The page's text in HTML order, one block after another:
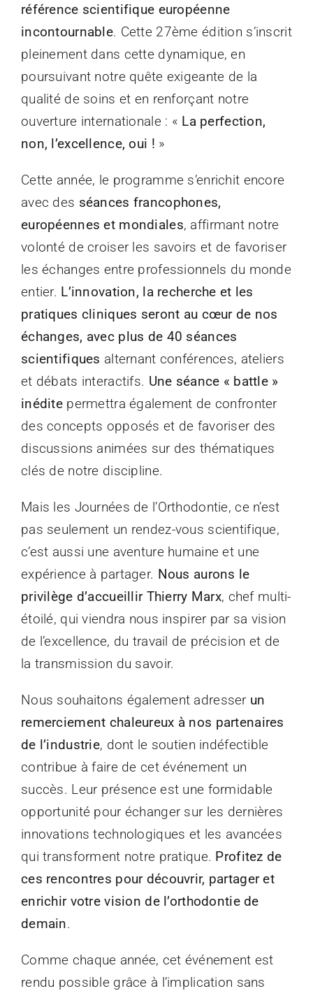
référence scientifique européenne
incontournable. Cette 27ème édition s’inscrit
pleinement dans cette dynamique, en
poursuivant notre quête exigeante de la
qualité de soins et en renforçant notre
ouverture internationale : « La perfection,
non, l’excellence, oui ! »
Cette année, le programme s’enrichit encore
avec des séances francophones,
européennes et mondiales, affirmant notre
volonté de croiser les savoirs et de favoriser
les échanges entre professionnels du monde
entier. L’innovation, la recherche et les
pratiques cliniques seront au cœur de nos
échanges, avec plus de 40 séances
scientifiques alternant conférences, ateliers
et débats interactifs. Une séance « battle »
inéditepermettra également de confronter
des concepts opposés et de favoriser des
discussions animées sur des thématiques
clés de notre discipline.
Mais les Journées de l’Orthodontie, ce n’est
pas seulement un rendez-vous scientifique,
c’est aussi une aventure humaine et une
expérience à partager. Nous aurons le
privilège d’accueillir Thierry Marx, chef multi-
étoilé, qui viendra nous inspirer par sa vision
de l’excellence, du travail de précision et de
la transmission du savoir.
Nous souhaitons également adresser un
remerciement chaleureux à nos partenaires
de l’industrie, dont le soutien indéfectible
contribue à faire de cet événement un
succès. Leur présence est une formidable
opportunité pour échanger sur les dernières
innovations technologiques et les avancées
qui transforment notre pratique. Profitez de
ces rencontres pour découvrir, partager et
enrichir votre vision de l’orthodontie de
demain.
Comme chaque année, cet événement est
rendu possible grâce à l’implication sans